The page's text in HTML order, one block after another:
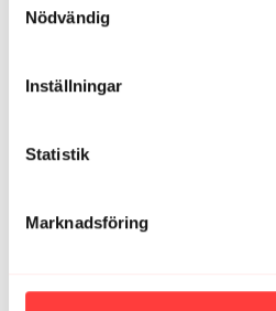
Nödvändig
Inställningar
Statistik
Marknadsföring
Relaterade videor